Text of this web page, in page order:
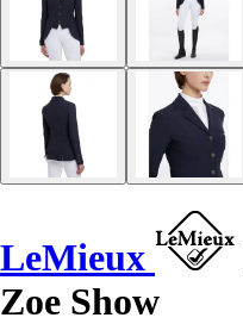
LeMieux
Zoe Show